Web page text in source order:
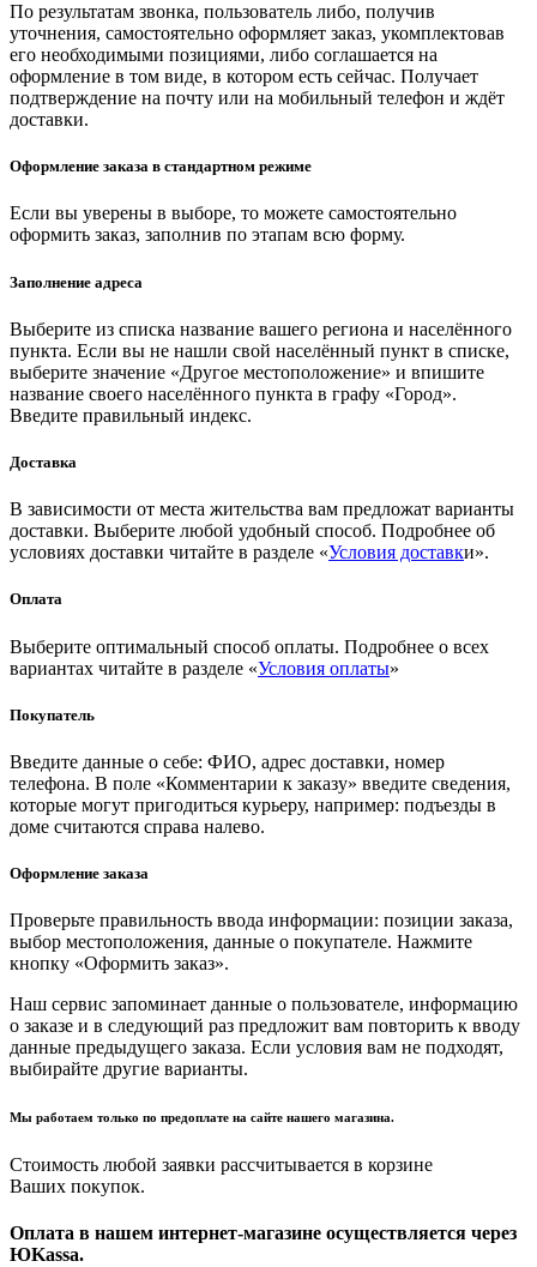
По результатам звонка, пользователь либо, получив
уточнения, самостоятельно оформляет заказ, укомплектовав
его необходимыми позициями, либо соглашается на
оформление в том виде, в котором есть сейчас. Получает
подтверждение на почту или на мобильный телефон и ждёт
доставки.
Оформление заказа в стандартном режиме
Если вы уверены в выборе, то можете самостоятельно
оформить заказ, заполнив по этапам всю форму.
Заполнение адреса
Выберите из списка название вашего региона и населённого
пункта. Если вы не нашли свой населённый пункт в списке,
выберите значение «Другое местоположение» и впишите
название своего населённого пункта в графу «Город».
Введите правильный индекс.
Доставка
В зависимости от места жительства вам предложат варианты
доставки. Выберите любой удобный способ. Подробнее об
условиях доставки читайте в разделе «Условия доставки».
Оплата
Выберите оптимальный способ оплаты. Подробнее о всех
вариантах читайте в разделе «Условия оплаты»
Покупатель
Введите данные о себе: ФИО, адрес доставки, номер
телефона. В поле «Комментарии к заказу» введите сведения,
которые могут пригодиться курьеру, например: подъезды в
доме считаются справа налево.
Оформление заказа
Проверьте правильность ввода информации: позиции заказа,
выбор местоположения, данные о покупателе. Нажмите
кнопку «Оформить заказ».
Наш сервис запоминает данные о пользователе, информацию
о заказе и в следующий раз предложит вам повторить к вводу
данные предыдущего заказа. Если условия вам не подходят,
выбирайте другие варианты.
Мы работаем только по предоплате на сайте нашего магазина.
Стоимость любой заявки рассчитывается в корзине
Ваших покупок.
Оплата в нашем интернет-магазине осуществляется через
ЮKassa.